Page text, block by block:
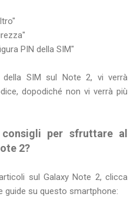
PIN della SIM"
SIM sul Note 2, vi verrà
dopodiché non vi verrà più
per sfruttare al
2?
sul Galaxy Note 2, clicca
guide su questo smartphone: